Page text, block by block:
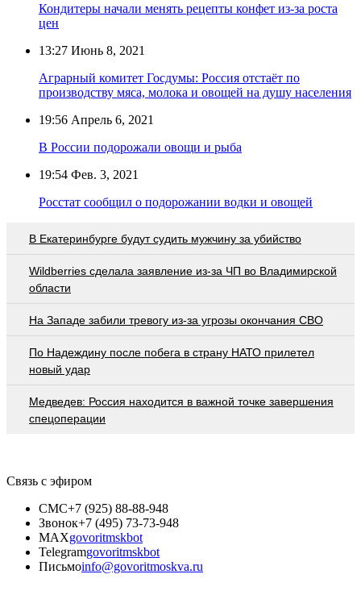
Кондитеры начали менять рецепты конфет из-за роста
цен
13:27 Июнь 8, 2021
Аграрный комитет Госдумы: Россия отстаёт по
производству мяса, молока и овощей на душу населения
19:56 Апрель 6, 2021
В России подорожали овощи и рыба
19:54 Фев. 3, 2021
Росстат сообщил о подорожании водки и овощей
В Екатеринбурге будут судить мужчину за убийство
Wildberries cделала заявление из-за ЧП во Владимирской
области
На Западе забили тревогу из-за угрозы окончания СВО
По Надеждину после побега в страну НАТО прилетел
новый удар
Медведев: Россия находится в важной точке завершения
спецоперации
Связь с эфиром
СМС+7 (925) 88-88-948
Звонок+7 (495) 73-73-948
MAXgovoritmskbot
Telegramgovoritmskbot
Письмоinfo@govoritmoskva.ru